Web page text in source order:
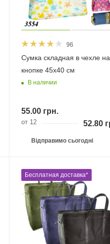
96
Сумка складная в чехле на
кнопке 45х40 см
В наличии
55.00 грн.
от 12 52.80
Відправимо сьогодні
Бесплатная доставка*